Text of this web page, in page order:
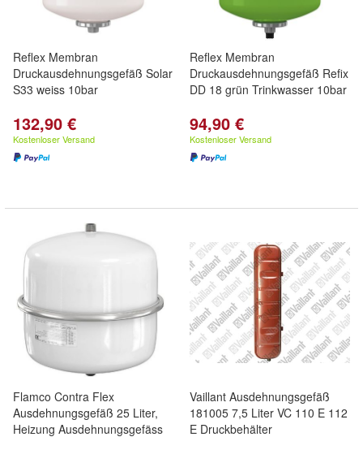
Reflex Membran
Druckausdehnungsgefäß Solar
S33 weiss 10bar
132,90 €
Kostenloser Versand
Reflex Membran
Druckausdehnungsgefäß Refix
DD 18 grün Trinkwasser 10bar
94,90 €
Kostenloser Versand
Flamco Contra Flex
Ausdehnungsgefäß 25 Liter,
Heizung Ausdehnungsgefäss
Vaillant Ausdehnungsgefäß
181005 7,5 Liter VC 110 E 112
E Druckbehälter